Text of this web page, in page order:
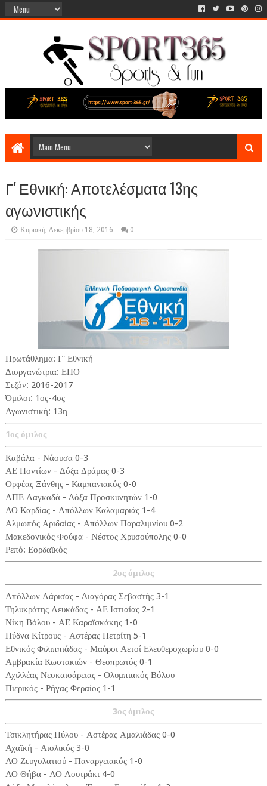
Γ' Εθνική: Αποτελέσματα 13ης
αγωνιστικής
Κυριακή, Δεκεμβρίου 18, 2016 0
Πρωτάθλημα: Γ' Εθνική
Διοργανώτρια: ΕΠΟ
Σεζόν: 2016-2017
Όμιλοι: 1ος-4ος
Αγωνιστική: 13η
1ος όμιλος
Καβάλα - Νάουσα 0-3
ΑΕ Ποντίων - Δόξα Δράμας 0-3
Ορφέας Ξάνθης - Καμπανιακός 0-0
ΑΠΕ Λαγκαδά - Δόξα Προσκυνητών 1-0
ΑΟ Καρδίας - Απόλλων Καλαμαριάς 1-4
Αλμωπός Αριδαίας - Απόλλων Παραλιμνίου 0-2
Μακεδονικός Φούφα - Νέστος Χρυσούπολης 0-0
Ρεπό: Εορδαϊκός
2ος όμιλος
Απόλλων Λάρισας - Διαγόρας Σεβαστής 3-1
Τηλυκράτης Λευκάδας - ΑΕ Ιστιαίας 2-1
Νίκη Βόλου - ΑΕ Καραϊσκάκης 1-0
Πύδνα Κίτρους - Αστέρας Πετρίτη 5-1
Εθνικός Φιλιππιάδας - Μαύροι Αετοί Ελευθεροχωρίου 0-0
Αμβρακία Κωστακιών - Θεσπρωτός 0-1
Αχιλλέας Νεοκαισάρειας - Ολυμπιακός Βόλου
Πιερικός - Ρήγας Φεραίος 1-1
3ος όμιλος
Τσικλητήρας Πύλου - Αστέρας Αμαλιάδας 0-0
Αχαϊκή - Αιολικός 3-0
ΑΟ Ζευγολατιού - Παναργειακός 1-0
ΑΟ Θήβα - ΑΟ Λουτράκι 4-0